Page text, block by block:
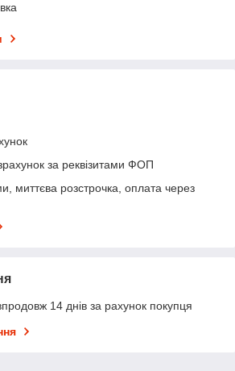
за реквізитами ФОП
миттєва розстрочка, оплата через
14 днів за рахунок покупця